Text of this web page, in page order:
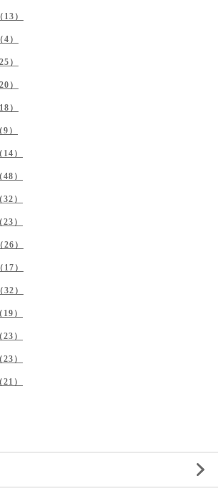
）
）
）
）
）
）
）
）
）
）
）
）
）
）
）
）
）